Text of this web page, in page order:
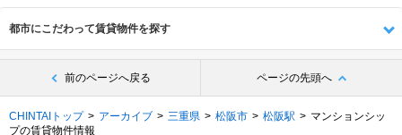
都市にこだわって賃貸物件を探す
前のページへ戻る ページの先頭へ
CHINTAIトップ アーカイブ 三重県 松阪市 松阪駅
マンションシッ
プの賃貸物件情報